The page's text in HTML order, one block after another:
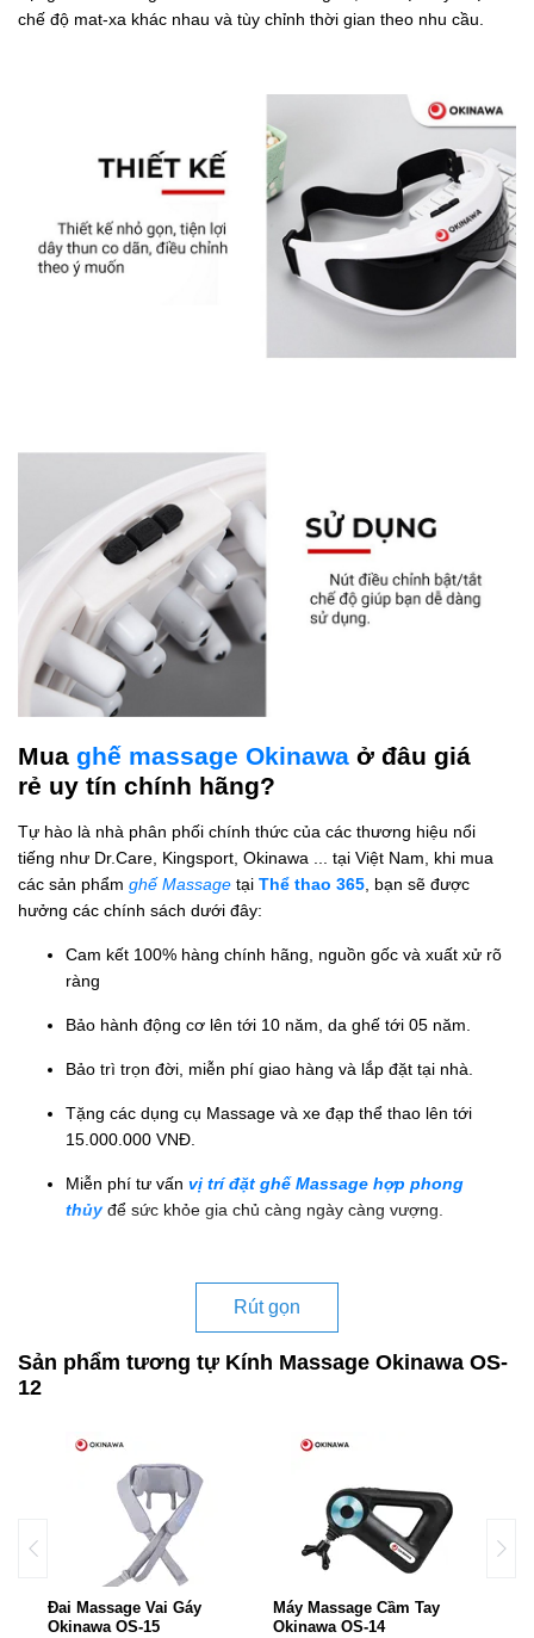
chế độ mat-xa khác nhau và tùy chỉnh thời gian theo nhu cầu.
Mua ghế massage Okinawa ở đâu giá
rẻ uy tín chính hãng?
Tự hào là nhà phân phối chính thức của các thương hiệu nổi
tiếng như Dr.Care, Kingsport, Okinawa ... tại Việt Nam, khi mua
các sản phẩm ghế Massage tại Thể thao 365, bạn sẽ được
hưởng các chính sách dưới đây:
Cam kết 100% hàng chính hãng, nguồn gốc và xuất xử rõ
ràng
Bảo hành động cơ lên tới 10 năm, da ghế tới 05 năm.
Bảo trì trọn đời, miễn phí giao hàng và lắp đặt tại nhà.
Tặng các dụng cụ Massage và xe đạp thể thao lên tới
15.000.000 VNĐ.
Miễn phí tư vấn vị trí đặt ghế Massage hợp phong
thủyđể sức khỏe gia chủ càng ngày càng vượng.
Rút gọn
Sản phẩm tương tự Kính Massage Okinawa OS-
12
Đai Massage Vai Gáy
Okinawa OS-15
Máy Massage Cầm Tay
Okinawa OS-14